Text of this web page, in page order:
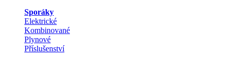
Sporáky
Elektrické
Kombinované
Plynové
Příslušenství